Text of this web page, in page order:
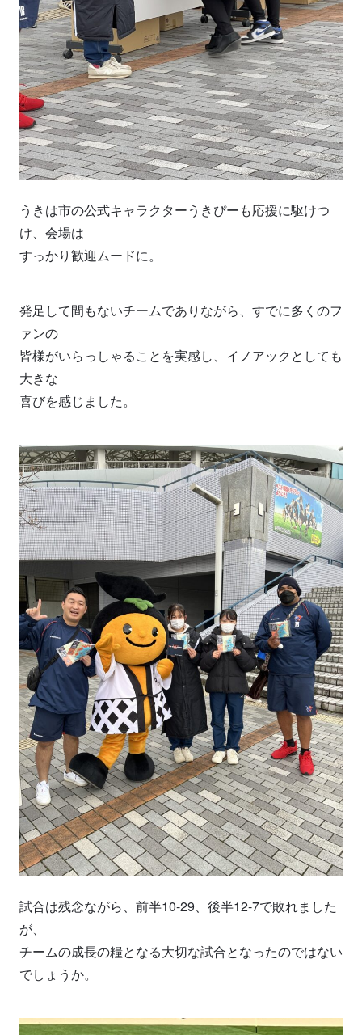
うきは市の公式キャラクターうきぴーも応援に駆けつ
け、会場は
すっかり歓迎ムードに。
発足して間もないチームでありながら、すでに多くのフ
ァンの
皆様がいらっしゃることを実感し、イノアックとしても
大きな
喜びを感じました。
試合は残念ながら、前半10-29、後半12-7で敗れました
が、
チームの成長の糧となる大切な試合となったのではない
でしょうか。